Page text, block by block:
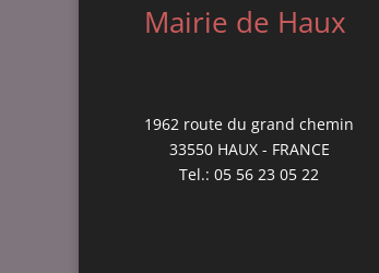
Mairie de Haux
1962 route du grand chemin
33550 HAUX - FRANCE
Tel.: 05 56 23 05 22